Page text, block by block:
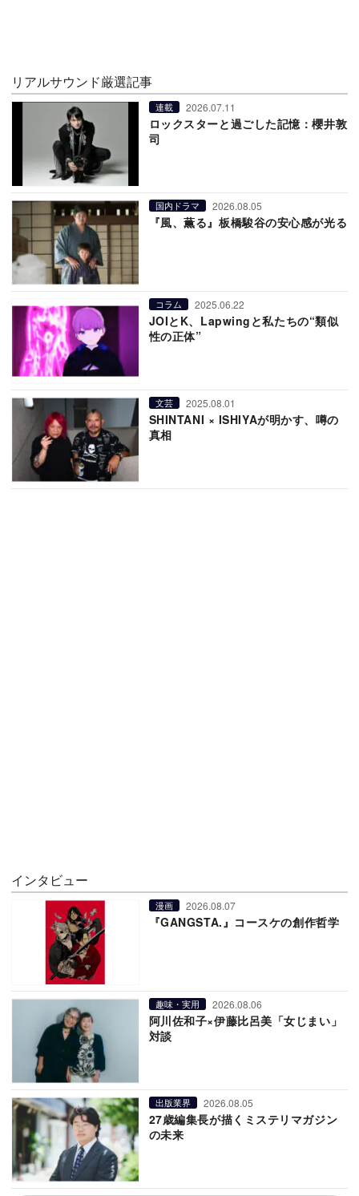
リアルサウンド厳選記事
連載 2026.07.11
ロックスターと過ごした記憶：櫻井敦
司
国内ドラマ 2026.08.05
『風、薫る』板橋駿谷の安心感が光る
コラム 2025.06.22
JOIとK、Lapwingと私たちの“類似
性の正体”
文芸 2025.08.01
SHINTANI × ISHIYAが明かす、噂の
真相
インタビュー
漫画 2026.08.07
『GANGSTA.』コースケの創作哲学
趣味・実用 2026.08.06
阿川佐和子×伊藤比呂美「女じまい」
対談
出版業界 2026.08.05
27歳編集長が描くミステリマガジン
の未来